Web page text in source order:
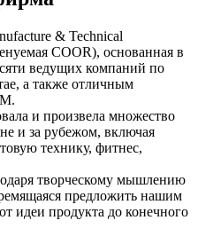
& Technical
COOR), основанная в
ведущих компаний по
а также отличным
и произвела множество
и за рубежом, включая
технику, фитнес,
творческому мышлению
предложить нашим
идеи продукта до конечного